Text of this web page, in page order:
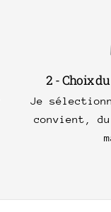
2 - Choix
Je
convient,